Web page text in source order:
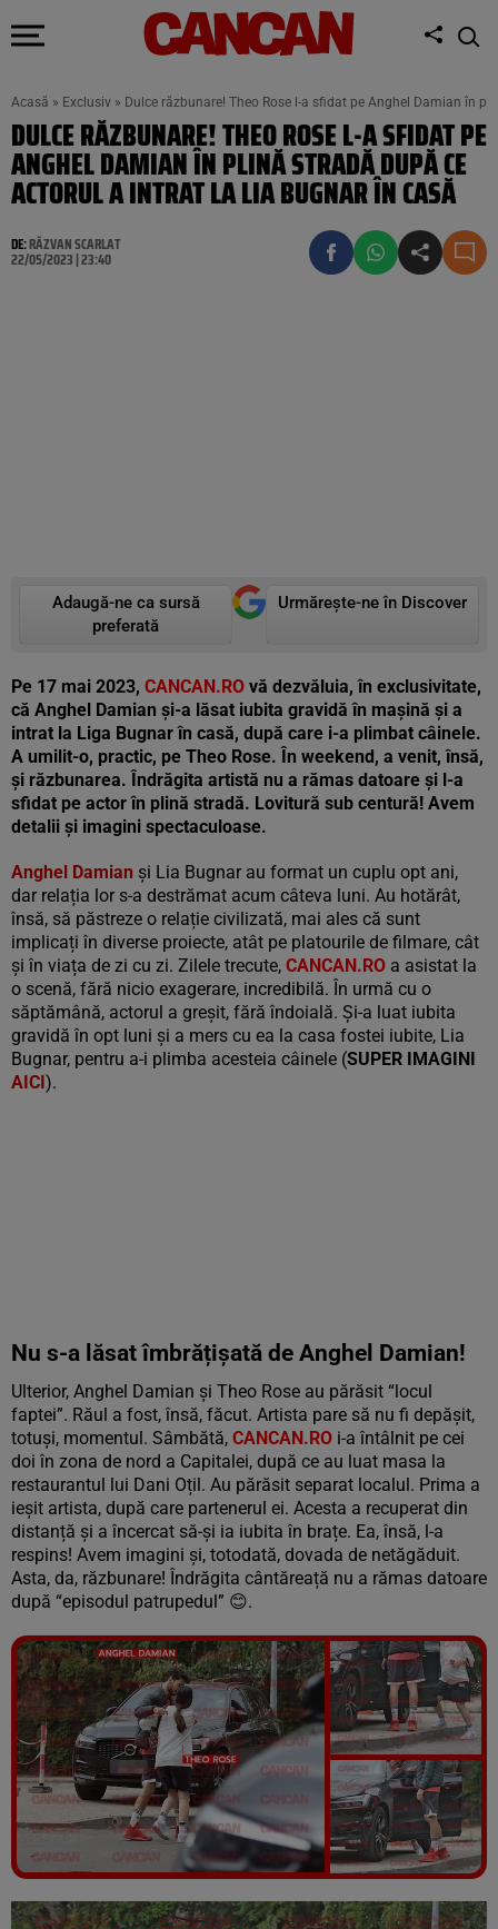
Acasă » Exclusiv » Dulce răzbunare! Theo Rose l-a sfidat pe Anghel Damian în
DULCE RĂZBUNARE! THEO ROSE L-A SFIDAT PE
ANGHEL DAMIAN ÎN PLINĂ STRADĂ DUPĂ CE
ACTORUL A INTRAT LA LIA BUGNAR ÎN CASĂ
DE:RĂZVAN SCARLAT
22/05/2023 | 23:40
Adaugă-ne ca sursă
preferată
Urmărește-ne în Discover
Pe 17 mai 2023, CANCAN.RO vă dezvăluia, în exclusivitate,
că Anghel Damian și-a lăsat iubita gravidă în mașină și a
intrat la Liga Bugnar în casă, după care i-a plimbat câinele.
A umilit-o, practic, pe Theo Rose. În weekend, a venit, însă,
și răzbunarea. Îndrăgita artistă nu a rămas datoare și l-a
sfidat pe actor în plină stradă. Lovitură sub centură! Avem
detalii și imagini spectaculoase.
Anghel Damian și Lia Bugnar au format un cuplu opt ani,
dar relația lor s-a destrămat acum câteva luni. Au hotărât,
însă, să păstreze o relație civilizată, mai ales că sunt
implicați în diverse proiecte, atât pe platourile de filmare, cât
și în viața de zi cu zi. Zilele trecute, CANCAN.RO a asistat la
o scenă, fără nicio exagerare, incredibilă. În urmă cu o
săptămână, actorul a greșit, fără îndoială. Și-a luat iubita
gravidă în opt luni și a mers cu ea la casa fostei iubite, Lia
Bugnar, pentru a-i plimba acesteia câinele (SUPER IMAGINI
AICI).
Nu s-a lăsat îmbrățișată de Anghel Damian!
Ulterior, Anghel Damian și Theo Rose au părăsit “locul
faptei”. Răul a fost, însă, făcut. Artista pare să nu fi depășit,
totuși, momentul. Sâmbătă, CANCAN.RO i-a întâlnit pe cei
doi în zona de nord a Capitalei, după ce au luat masa la
restaurantul lui Dani Oțil. Au părăsit separat localul. Prima a
ieșit artista, după care partenerul ei. Acesta a recuperat din
distanță și a încercat să-și ia iubita în brațe. Ea, însă, l-a
respins! Avem imagini și, totodată, dovada de netăgăduit.
Asta, da, răzbunare! Îndrăgita cântăreață nu a rămas datoare
după “episodul patrupedul” 😊.
Vezi galeria foto
14 poze